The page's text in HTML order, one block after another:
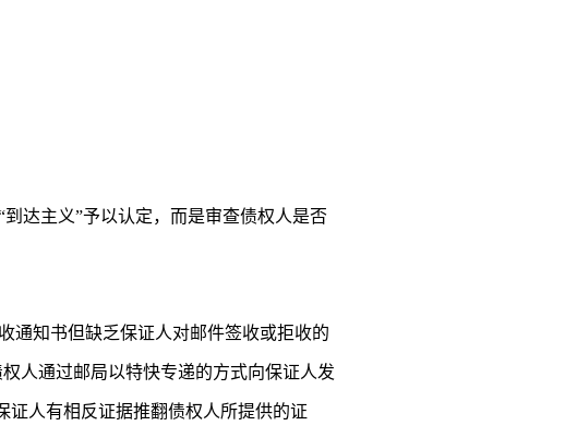
达主义”予以认定，而是审查债权人是否
通知书但缺乏保证人对邮件签收或拒收的
人通过邮局以特快专递的方式向保证人发
证人有相反证据推翻债权人所提供的证